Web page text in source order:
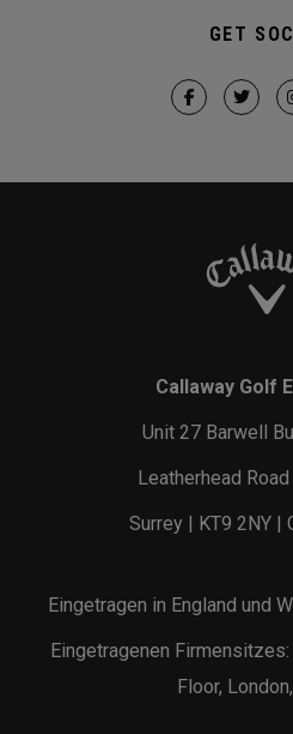
GET
Callaway Golf
Unit 27 Barwell
Leatherhead
Surrey | KT9 2NY |
Eingetragen in England und
Eingetragenen
Floor,